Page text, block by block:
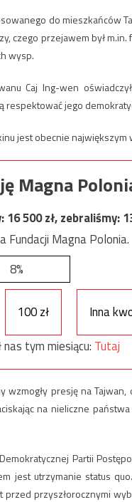
do mieszkańców
przejawem był m.in.
wysp.
Caj Ing-wen
respektować jego
jest obecnie
Magna
16 500zł, zebraliśmy:
Magna Polonia.
8%
100 zł
Inna
tym miesiącu: Tutaj
presję na Tajwan,
na nieliczne państwa
Partii
jest utrzymanie status
przyszłorocznymi